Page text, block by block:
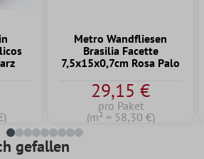
Bewertung von 4.7 von 5 Sternen
Metro Wandfliesen
Brasilia Facette
7,5x15x0,7cm Rosa Palo
29,15 €
pro Paket
(m² = 58,30 €)
gefallen